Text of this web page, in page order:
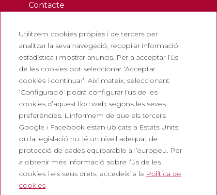
Contacte
Treballa amb nosaltres
Preguntes freqüents
Entrada turística
Política de privadesa
Política de Xarxes Socials
Canal de denúncies
Corporatiu
Utilitzem cookies pròpies i de tercers per
analitzar la seva navegació, recopilar informació
estadística i mostrar anuncis. Per a acceptar l’ús
de les cookies pot seleccionar ‘Acceptar
cookies i continuar’. Així mateix, seleccionant
‘Configuració’ podrà configurar l’ús de les
cookies d’aquest lloc web segons les seves
preferències. L’informem de que els tercers
Google i Facebook estan ubicats a Estats Units,
on la legislació no té un nivell adequat de
protecció de dades equiparable a l’europeu. Per
a obtenir més informació sobre l’ús de les
cookies i els seus drets, accedeixi a la Política de
cookies